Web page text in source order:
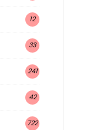
12
33
241
42
722